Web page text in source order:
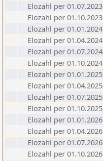
Elozahl per 01.07.2023
Elozahl per 01.10.2023
Elozahl per 01.01.2024
Elozahl per 01.04.2024
Elozahl per 01.07.2024
Elozahl per 01.10.2024
Elozahl per 01.01.2025
Elozahl per 01.04.2025
Elozahl per 01.07.2025
Elozahl per 01.10.2025
Elozahl per 01.01.2026
Elozahl per 01.04.2026
Elozahl per 01.07.2026
Elozahl per 01.10.2026